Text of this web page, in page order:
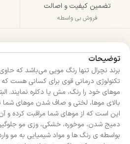
تضمین کیفیت و اصالت
فروش بی واسطه
توضیحات
برند نچرال تنها رنگ مویی می‌باشد که
تکنولوژی درمانی قوی برای کسانی هست
موهای خود را رنگ، مش یا دکلره نمایند.
بالای موها، لختی و صاف شدن موهای
این است که از موهای شما مراقبت کرده و
دمیج شدن، موخوره، خشکی، وزی مو
بواسطه ی رنگ ها و مواد شیمیایی به مو